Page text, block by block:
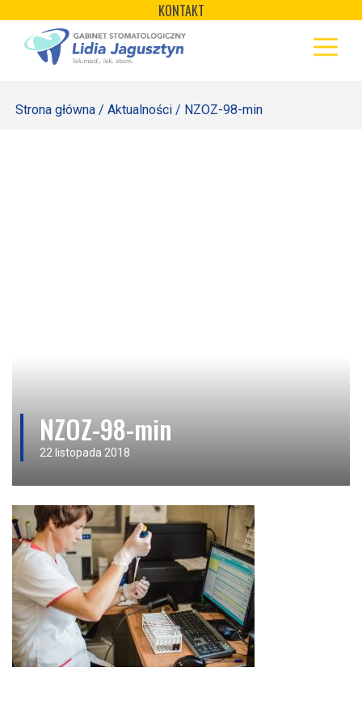
content
KONTAKT ×
STRONA GŁÓWNA
REJESTRACJA
Strona główna / Aktualności / NZOZ-98-min
NZOZ-98-min
22 listopada 2018